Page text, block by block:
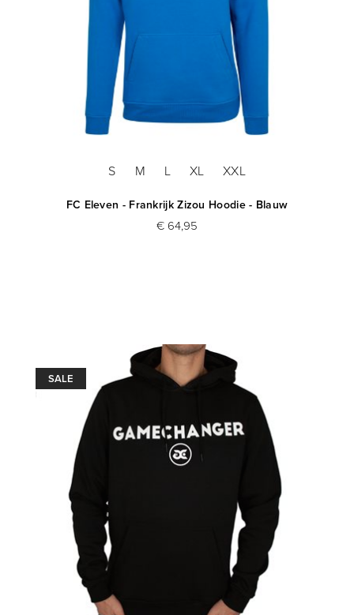
S M L XL XXL
FC Eleven - Frankrijk Zizou Hoodie - Blauw
€ 64,95
SALE